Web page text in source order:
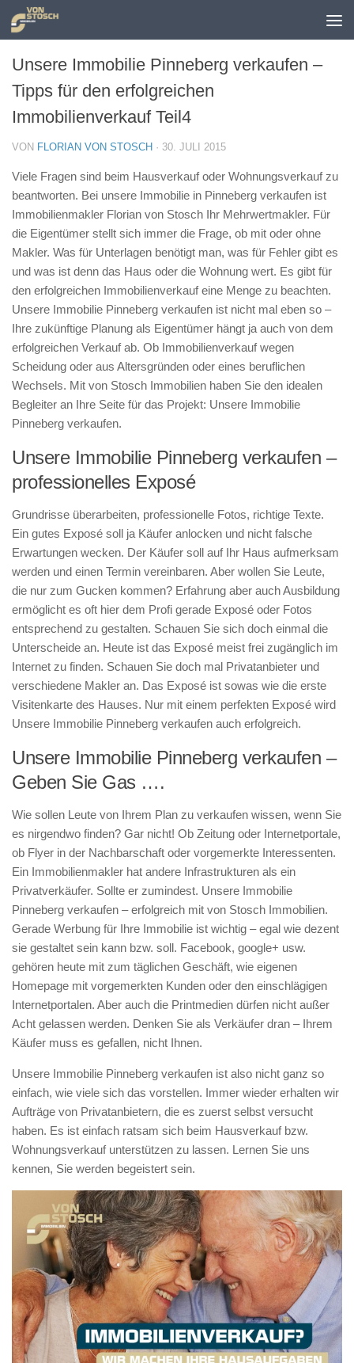
Zum Inhalt springen
Unsere Immobilie Pinneberg verkaufen –
Tipps für den erfolgreichen
Immobilienverkauf Teil4
VON FLORIAN VON STOSCH · 30. JULI 2015
Viele Fragen sind beim Hausverkauf oder Wohnungsverkauf zu
beantworten. Bei unsere Immobilie in Pinneberg verkaufen ist
Immobilienmakler Florian von Stosch Ihr Mehrwertmakler. Für
die Eigentümer stellt sich immer die Frage, ob mit oder ohne
Makler. Was für Unterlagen benötigt man, was für Fehler gibt es
und was ist denn das Haus oder die Wohnung wert. Es gibt für
den erfolgreichen Immobilienverkauf eine Menge zu beachten.
Unsere Immobilie Pinneberg verkaufen ist nicht mal eben so –
Ihre zukünftige Planung als Eigentümer hängt ja auch von dem
erfolgreichen Verkauf ab. Ob Immobilienverkauf wegen
Scheidung oder aus Altersgründen oder eines beruflichen
Wechsels. Mit von Stosch Immobilien haben Sie den idealen
Begleiter an Ihre Seite für das Projekt: Unsere Immobilie
Pinneberg verkaufen.
Unsere Immobilie Pinneberg verkaufen –
professionelles Exposé
Grundrisse überarbeiten, professionelle Fotos, richtige Texte.
Ein gutes Exposé soll ja Käufer anlocken und nicht falsche
Erwartungen wecken. Der Käufer soll auf Ihr Haus aufmerksam
werden und einen Termin vereinbaren. Aber wollen Sie Leute,
die nur zum Gucken kommen? Erfahrung aber auch Ausbildung
ermöglicht es oft hier dem Profi gerade Exposé oder Fotos
entsprechend zu gestalten. Schauen Sie sich doch einmal die
Unterscheide an. Heute ist das Exposé meist frei zugänglich im
Internet zu finden. Schauen Sie doch mal Privatanbieter und
verschiedene Makler an. Das Exposé ist sowas wie die erste
Visitenkarte des Hauses. Nur mit einem perfekten Exposé wird
Unsere Immobilie Pinneberg verkaufen auch erfolgreich.
Unsere Immobilie Pinneberg verkaufen –
Geben Sie Gas ….
Wie sollen Leute von Ihrem Plan zu verkaufen wissen, wenn Sie
es nirgendwo finden? Gar nicht! Ob Zeitung oder Internetportale,
ob Flyer in der Nachbarschaft oder vorgemerkte Interessenten.
Ein Immobilienmakler hat andere Infrastrukturen als ein
Privatverkäufer. Sollte er zumindest. Unsere Immobilie
Pinneberg verkaufen – erfolgreich mit von Stosch Immobilien.
Gerade Werbung für Ihre Immobilie ist wichtig – egal wie dezent
sie gestaltet sein kann bzw. soll. Facebook, google+ usw.
gehören heute mit zum täglichen Geschäft, wie eigenen
Homepage mit vorgemerkten Kunden oder den einschlägigen
Internetportalen. Aber auch die Printmedien dürfen nicht außer
Acht gelassen werden. Denken Sie als Verkäufer dran – Ihrem
Käufer muss es gefallen, nicht Ihnen.
Unsere Immobilie Pinneberg verkaufen ist also nicht ganz so
einfach, wie viele sich das vorstellen. Immer wieder erhalten wir
Aufträge von Privatanbietern, die es zuerst selbst versucht
haben. Es ist einfach ratsam sich beim Hausverkauf bzw.
Wohnungsverkauf unterstützen zu lassen. Lernen Sie uns
kennen, Sie werden begeistert sein.